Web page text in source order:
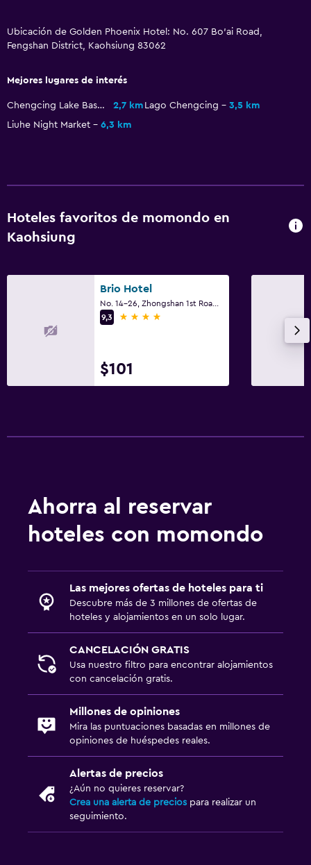
Carga de vehículos eléctricos
Lavandería
Lavandería
Fax/fotocopiadora
Ubicación de Golden Phoenix Hotel: No. 607 Bo'ai Road,
Fengshan District, Kaohsiung 83062
Mejores lugares de interés
Chengcing Lake Baseball Field 2,7 km Lago Chengcing
3,5 km
Liuhe Night Market
6,3 km
Hoteles favoritos de momondo en
Kaohsiung
Brio Hotel
9,3
4 estrellas
$101
Ahorra al reservar
hoteles con momondo
Las mejores ofertas de hoteles para ti
Descubre más de 3 millones de ofertas de
hoteles y alojamientos en un solo lugar.
CANCELACIÓN GRATIS
Usa nuestro filtro para encontrar alojamientos
con cancelación gratis.
Millones de opiniones
Mira las puntuaciones basadas en millones de
opiniones de huéspedes reales.
Alertas de precios
¿Aún no quieres reservar?
Crea una alerta de precios para realizar un
seguimiento.